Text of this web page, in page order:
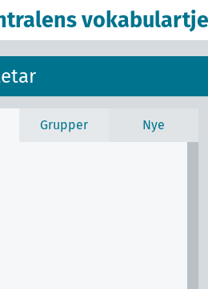
Grupper
Nye